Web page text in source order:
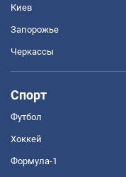
Киев
Запорожье
Черкассы
Спорт
Футбол
Хоккей
Формула-1